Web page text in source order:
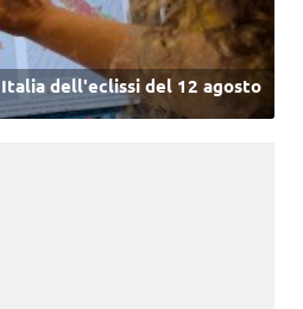
dell'eclissi del 12 agosto